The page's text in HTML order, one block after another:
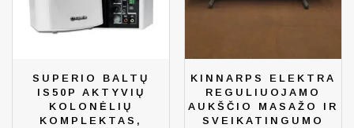
SUPERIO BALTŲ
IS50P AKTYVIŲ
KOLONĖLIŲ
KOMPLEKTAS,
KINNARPS ELEKTRA
REGULIUOJAMO
AUKŠČIO MASAŽO IR
SVEIKATINGUMO